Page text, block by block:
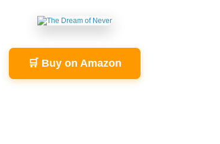
🛒 Buy on Amazon